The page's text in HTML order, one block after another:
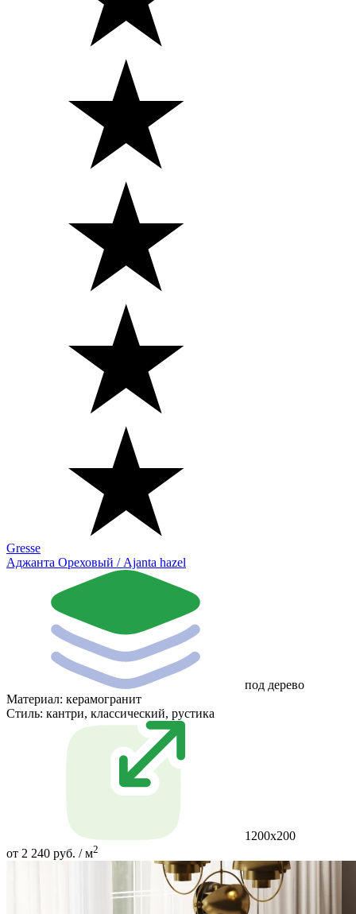
Gresse
Аджанта Ореховый / Ajanta hazel
под дерево
Материал: керамогранит
Стиль: кантри, классический, рустика
1200х200
от 2 240 руб. / м2